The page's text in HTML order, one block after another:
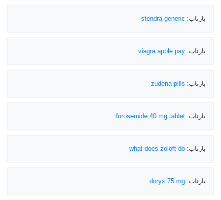
بازتاب: stendra generic
بازتاب: viagra apple pay
بازتاب: zudena pills
بازتاب: furosemide 40 mg tablet
بازتاب: what does zoloft do
بازتاب: doryx 75 mg